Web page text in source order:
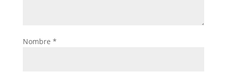
Nombre *